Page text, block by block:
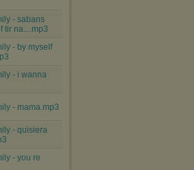
- sabans
tir na....mp3
- by myself
- i wanna
- mama.mp3
- quisiera
- you re